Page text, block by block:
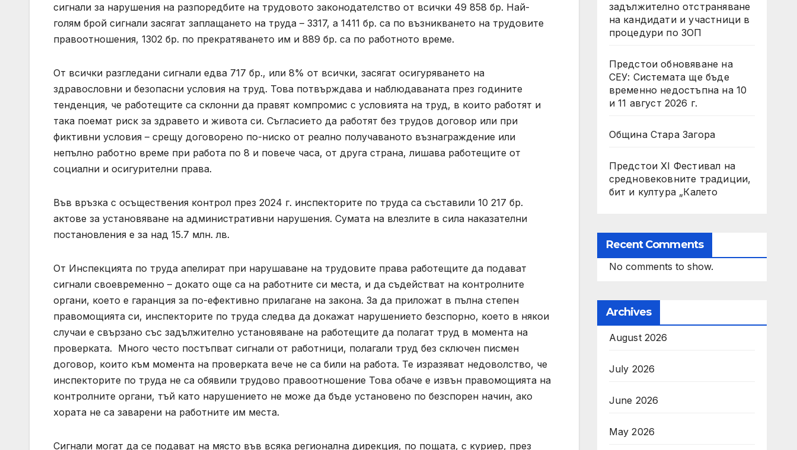
сигнали за нарушения на разпоредбите на трудовото законодателство от всички 49 858 бр. Най-
голям брой сигнали засягат заплащането на труда – 3317, а 1411 бр. са по възникването на трудовите
правоотношения, 1302 бр. по прекратяването им и 889 бр. са по работното време.
От всички разгледани сигнали едва 717 бр., или 8% от всички, засягат осигуряването на
здравословни и безопасни условия на труд. Това потвърждава и наблюдаваната през годините
тенденция, че работещите са склонни да правят компромис с условията на труд, в които работят и
така поемат риск за здравето и живота си. Съгласието да работят без трудов договор или при
фиктивни условия – срещу договорено по-ниско от реално получаваното възнаграждение или
непълно работно време при работа по 8 и повече часа, от друга страна, лишава работещите от
социални и осигурителни права.
Във връзка с осъществения контрол през 2024 г. инспекторите по труда са съставили 10 217 бр.
актове за установяване на административни нарушения. Сумата на влезлите в сила наказателни
постановления е за над 15.7 млн. лв.
От Инспекцията по труда апелират при нарушаване на трудовите права работещите да подават
сигнали своевременно – докато още са на работните си места, и да съдействат на контролните
органи, което е гаранция за по-ефективно прилагане на закона. За да приложат в пълна степен
правомощията си, инспекторите по труда следва да докажат нарушението безспорно, което в някои
случаи е свързано със задължително установяване на работещите да полагат труд в момента на
проверката. Много често постъпват сигнали от работници, полагали труд без сключен писмен
договор, които към момента на проверката вече не са били на работа. Те изразяват недоволство, че
инспекторите по труда не са обявили трудово правоотношение Това обаче е извън правомощията на
контролните органи, тъй като нарушението не може да бъде установено по безспорен начин, ако
хората не са заварени на работните им места.
Сигнали могат да се подават на място във всяка регионална дирекция, по пощата, с куриер, през
задължително отстраняване
на кандидати и участници в
процедури по ЗОП
Предстои обновяване на
СЕУ: Системата ще бъде
временно недостъпна на 10
и 11 август 2026 г.
Община Стара Загора
Предстои XI Фестивал на
средновековните традиции,
бит и култура „Калето
Recent Comments
No comments to show.
Archives
August 2026
July 2026
June 2026
May 2026